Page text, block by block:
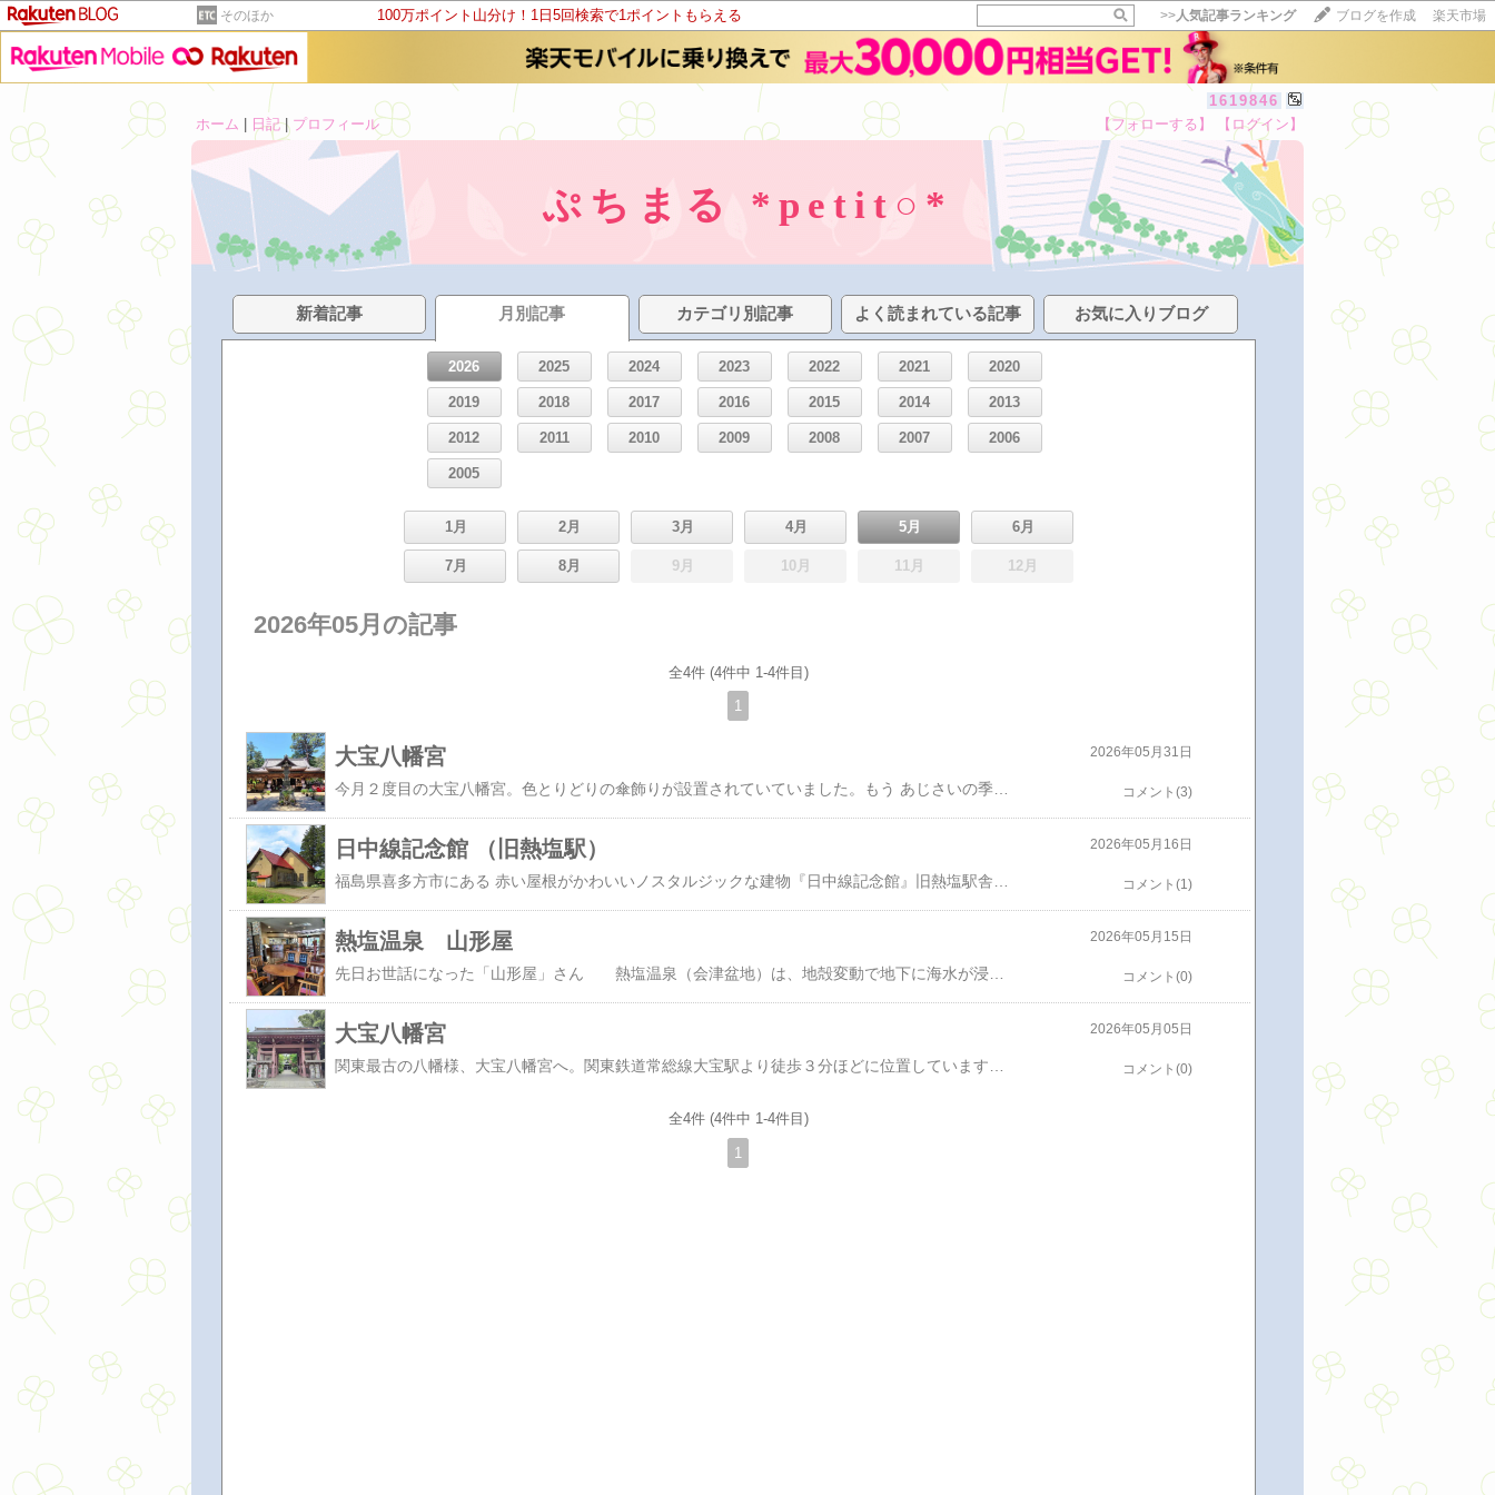
そのほか 100万ポイント山分け！1日5回検索で1ポイントもらえる >>人気記事ランキング ブログを作成 楽天市場
1619846
ホーム
日記| プロフィール 【フォローする】 【ログイン】
ぷちまる *petit○*
新着記事 月別記事 カテゴリ別記事 よく読まれている記事 お気に入りブログ
2026 2025 2024 2023 2022 2021 2020
2019 2018 2017 2016 2015 2014 2013
2012 2011 2010 2009 2008 2007 2006
2005
1月 2月 3月 4月 5月 6月
7月 8月 9月 10月 11月 12月
2026年05月の記事
全4件 (4件中 1-4件目)
1
大宝八幡宮 2026年05月31日
コメント(3)
日中線記念館 （旧熱塩駅） 2026年05月16日
コメント(1)
熱塩温泉 山形屋
先日お世話になった「山形屋」さん 熱塩温泉（会津盆地）は、地殻変動で地下に海水が浸透し、地熱で暖められた温泉のため 「しょっぱい」のが特徴です。山形屋さんは２度目の利用で、前回のお部屋は ≪さゆり亭 和モダンツイン≫ でしたが、今回は 2025年3月にリニューアルした乙女館のユニバーサルデザインの和洋室にしました。こんな感じ温泉って心も体もほぐれる～​創作料理が自慢の宿 会津 喜多方 熱塩温泉 山形屋🥜アイヅピーナツマートで買ったおやつ
2026年05月15日
コメント(0)
大宝八幡宮 2026年05月05日
コメント(0)
全4件 (4件中 1-4件目)
1